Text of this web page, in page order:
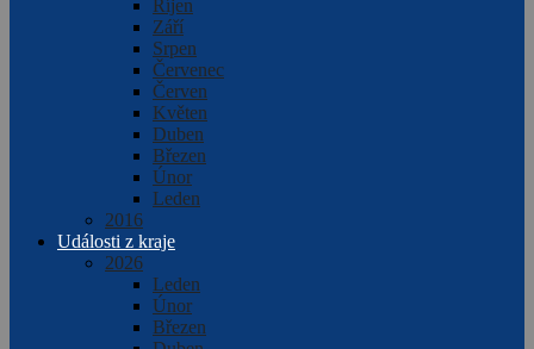
Říjen
Září
Srpen
Červenec
Červen
Květen
Duben
Březen
Únor
Leden
2016
Události z kraje
2026
Leden
Únor
Březen